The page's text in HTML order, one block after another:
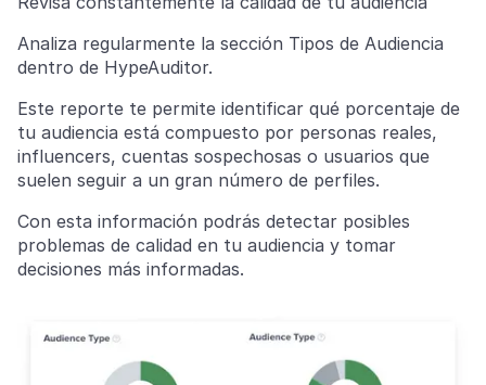
Analiza regularmente la sección Tipos de Audiencia
dentro de HypeAuditor.
Este reporte te permite identificar qué porcentaje de
tu audiencia está compuesto por personas reales,
influencers, cuentas sospechosas o usuarios que
suelen seguir a un gran número de perfiles.
Con esta información podrás detectar posibles
problemas de calidad en tu audiencia y tomar
decisiones más informadas.